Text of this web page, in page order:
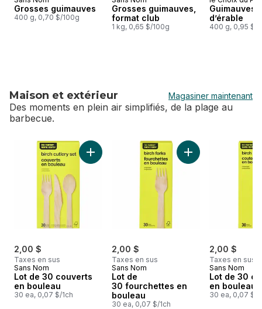
Grosses guimauves
400 g, 0,70 $/100g
Grosses guimauves,
format club
1 kg, 0,65 $/100g
Guimauves
d’érable
400 g, 0,95 $/
Maison et extérieur Magasiner maintenant
Des moments en plein air simplifiés, de la plage au
barbecue.
sauter Maison et extérieur
2,00 $
Taxes en sus
Sans Nom
Lot de 30 couverts
en bouleau
30 ea, 0,07 $/1ch
Ajouter Lot de 30 couverts en bouleau au
2,00 $
Taxes en sus
Sans Nom
Lot de
30 fourchettes en
bouleau
30 ea, 0,07 $/1ch
Ajouter Lot de 30
2,00 $
Taxes en sus
Sans Nom
Lot de 30
en bouleau
30 ea, 0,07 $/